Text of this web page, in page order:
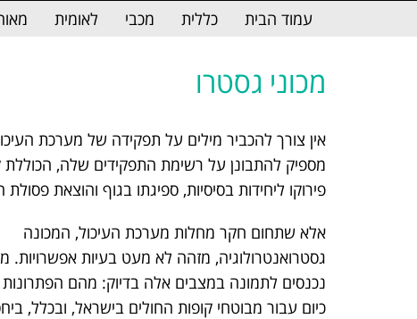
עמוד הבית כללית מכבי לאומית
מכוני גסטרו
אין צורך להכביר מילים על תפקידה של מערכת
מספיק להתבונן על רשימת התפקידים שלה, הכוללת
פירוקו ליחידות בסיסיות, ספיגתו בגוף והוצאת פסולת
אלא שתחום חקר מחלות מערכת העיכול, המכונה
גסטרואנטרולוגיה, מזהה לא מעט בעיות אפשרויות.
נכנסים לתמונה במצבים אלה בדיוק: מהם
כיום עבור מבוטחי קופות החולים בישראל, ובכלל,